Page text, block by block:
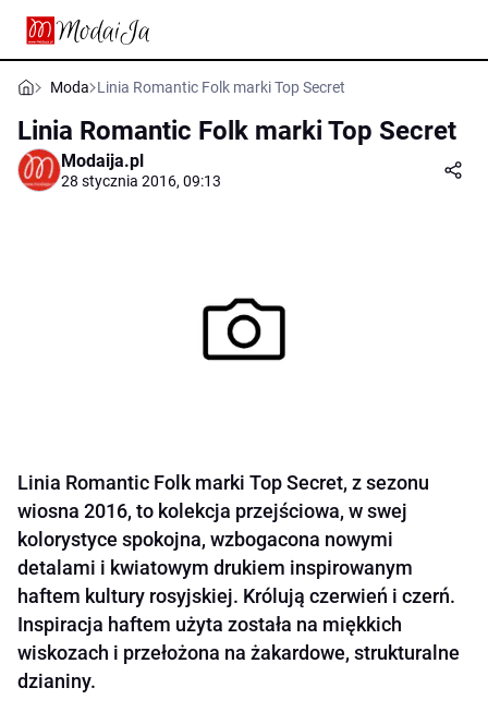
Moda Linia Romantic Folk marki Top Secret
Linia Romantic Folk marki Top Secret
Modaija.pl
28 stycznia 2016, 09:13
Linia Romantic Folk marki Top Secret, z sezonu
wiosna 2016, to kolekcja przejściowa, w swej
kolorystyce spokojna, wzbogacona nowymi
detalami i kwiatowym drukiem inspirowanym
haftem kultury rosyjskiej. Królują czerwień i czerń.
Inspiracja haftem użyta została na miękkich
wiskozach i przełożona na żakardowe, strukturalne
dzianiny.